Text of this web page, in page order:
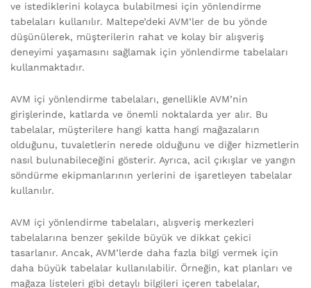
ve istediklerini kolayca bulabilmesi için yönlendirme
tabelaları kullanılır. Maltepe’deki AVM’ler de bu yönde
düşünülerek, müşterilerin rahat ve kolay bir alışveriş
deneyimi yaşamasını sağlamak için yönlendirme tabelaları
kullanmaktadır.
AVM içi yönlendirme tabelaları, genellikle AVM’nin
girişlerinde, katlarda ve önemli noktalarda yer alır. Bu
tabelalar, müşterilere hangi katta hangi mağazaların
olduğunu, tuvaletlerin nerede olduğunu ve diğer hizmetlerin
nasıl bulunabileceğini gösterir. Ayrıca, acil çıkışlar ve yangın
söndürme ekipmanlarının yerlerini de işaretleyen tabelalar
kullanılır.
AVM içi yönlendirme tabelaları, alışveriş merkezleri
tabelalarına benzer şekilde büyük ve dikkat çekici
tasarlanır. Ancak, AVM’lerde daha fazla bilgi vermek için
daha büyük tabelalar kullanılabilir. Örneğin, kat planları ve
mağaza listeleri gibi detaylı bilgileri içeren tabelalar,